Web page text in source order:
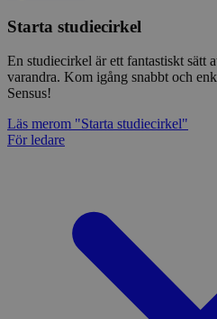
Starta studiecirkel
En studiecirkel är ett fantastiskt sätt
varandra. Kom igång snabbt och
Sensus!
Läs merom "Starta studiecirkel"
För ledare